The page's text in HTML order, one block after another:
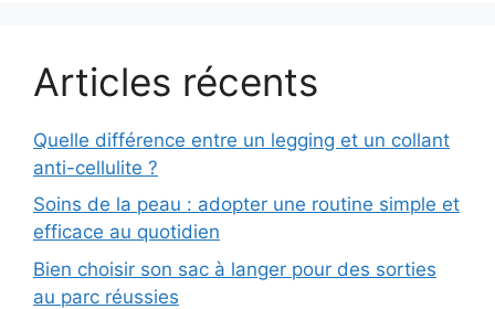
Articles récents
Quelle différence entre un legging et un collant
anti-cellulite ?
Soins de la peau : adopter une routine simple et
efficace au quotidien
Bien choisir son sac à langer pour des sorties
au parc réussies